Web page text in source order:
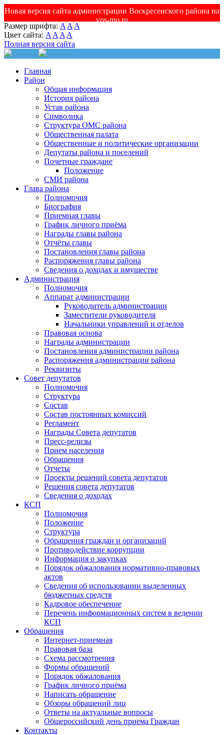
Новая версия сайта администрации Воскресенского района на
vos-mo.ru
Размер шрифта: A A A
Цвет сайта: A A A A
Полная версия сайта
Главная
Район
Общая информация
История района
Устав района
Символика
Структура ОМС района
Общественная палата
Общественные и политические организации
Депутаты района и поселений
Почетные граждане
Положение
СМИ района
Глава района
Полномочия
Биография
Приемная главы
График личного приёма
Награды главы района
Отчёты главы
Постановления главы района
Распоряжения главы района
Сведения о доходах и имуществе
Администрация
Полномочия
Аппарат администрации
Руководитель администрации
Заместители руководителя
Начальники управлений и отделов
Правовая основа
Награды администрации
Постановления администрации района
Распоряжения администрации района
Реквизиты
Совет депутатов
Полномочия
Структура
Состав
Состав постоянных комиссий
Регламент
Награды Совета депутатов
Пресс-релизы
Прием населения
Обращения
Отчеты
Проекты решений совета депутатов
Решения совета депутатов
Сведения о доходах
КСП
Полномочия
Положение
Структура
Обращения граждан и организаций
Противодействие коррупции
Информация о закупках
Порядок обжалования нормативно-правовых
актов
Сведения об использовании выделенных
бюджетных средств
Кадровое обеспечение
Перечень информационных систем в ведении
КСП
Обращения
Интернет-приемная
Правовая база
Схема рассмотрения
Формы обращений
Порядок обжалования
График личного приёма
Написать обращение
Обзоры обращений лиц
Ответы на актуальные вопросы
Общероссийский день приема Граждан
Контакты